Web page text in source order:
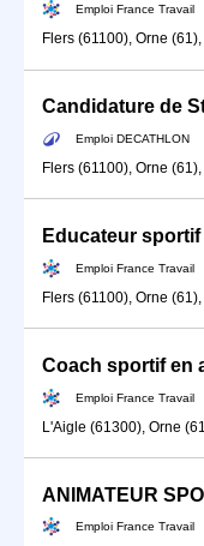
Emploi France Travail
Flers (61100), Orne
Candidature de
Emploi DECATHLON
Flers (61100), Orne
Educateur sportif
Emploi France Travail
Flers (61100), Orne
Coach sportif en
Emploi France Travail
L'Aigle (61300), Orne
ANIMATEUR
Emploi France Travail